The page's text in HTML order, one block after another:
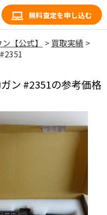
無料査定を申し込む
【公式】 > 買取実績 >
ン #2351の参考価格